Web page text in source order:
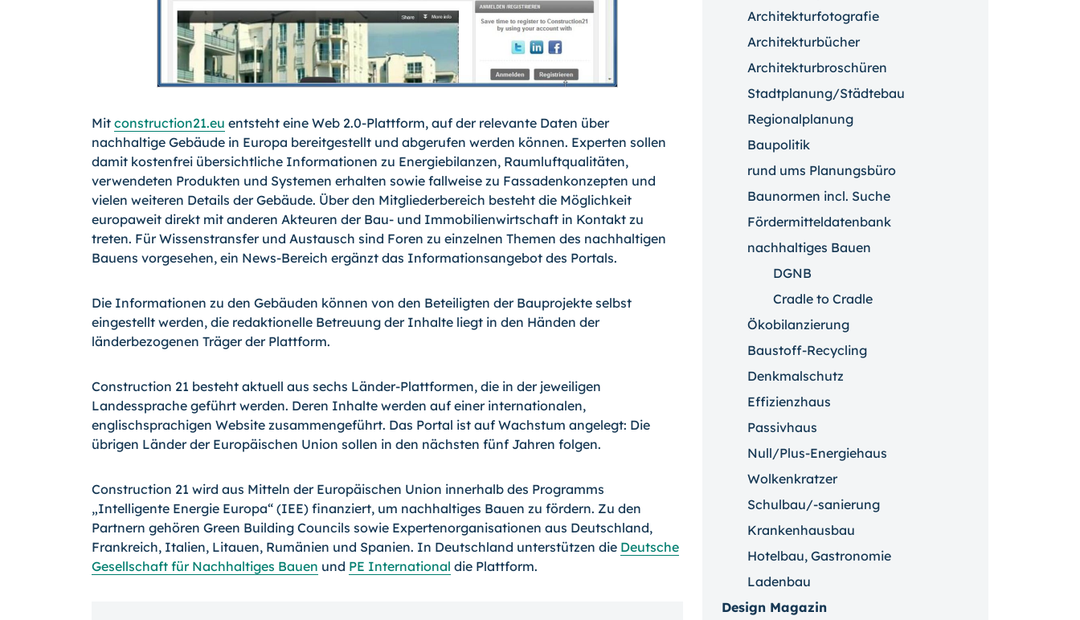
Mit construction21.eu entsteht eine Web 2.0-Plattform, auf der relevante Daten über
nachhaltige Gebäude in Europa bereitgestellt und abgerufen werden können. Experten sollen
damit kostenfrei übersichtliche Informationen zu Energiebilanzen, Raumluftquali­täten,
verwendeten Produkten und Systemen erhalten sowie fallweise zu Fassaden­konzepten und
vielen weiteren Details der Gebäude. Über den Mitgliederbereich be­steht die Möglichkeit
europaweit direkt mit anderen Akteuren der Bau- und Immobi­lienwirtschaft in Kontakt zu
treten. Für Wissenstransfer und Austausch sind Foren zu einzelnen Themen des nachhaltigen
Bauens vorgesehen, ein News-Bereich ergänzt das Informationsangebot des Portals.
Die Informationen zu den Gebäuden können von den Beteiligten der Bauprojekte selbst
eingestellt werden, die redaktionelle Betreuung der Inhalte liegt in den Händen der
länderbezogenen Träger der Plattform.
Construction 21 besteht aktuell aus sechs Länder-Plattformen, die in der jeweiligen
Landessprache geführt werden. Deren Inhalte werden auf einer internationalen,
englischsprachigen Website zusammengeführt. Das Portal ist auf Wachstum angelegt: Die
übrigen Länder der Europäischen Union sollen in den nächsten fünf Jahren folgen.
Construction 21 wird aus Mitteln der Europäischen Union innerhalb des Programms
„Intelligente Energie Europa“ (IEE) finanziert, um nachhaltiges Bauen zu fördern. Zu den
Partnern gehören Green Building Councils sowie Expertenorganisationen aus Deutschland,
Frankreich, Italien, Litauen, Rumänien und Spanien. In Deutschland unterstützen die Deutsche
Gesellschaft für Nachhaltiges Bauen und PE International die Plattform.
Architekturfotografie
Architekturbücher
Architekturbroschüren
Stadtplanung/Städtebau
Regionalplanung
Baupolitik
rund ums Planungsbüro
Baunormen incl. Suche
Fördermitteldatenbank
nachhaltiges Bauen
DGNB
Cradle to Cradle
Ökobilanzierung
Baustoff-Recycling
Denkmalschutz
Effizienzhaus
Passivhaus
Null/Plus-Energiehaus
Wolkenkratzer
Schulbau/-sanierung
Krankenhausbau
Hotelbau, Gastronomie
Ladenbau
Design Magazin